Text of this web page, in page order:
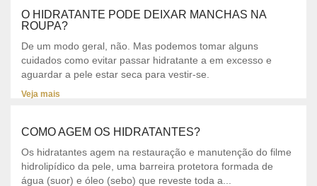
O HIDRATANTE PODE DEIXAR MANCHAS NA
ROUPA?
De um modo geral, não. Mas podemos tomar alguns
cuidados como evitar passar hidratante a em excesso e
aguardar a pele estar seca para vestir-se.
Veja mais
COMO AGEM OS HIDRATANTES?
Os hidratantes agem na restauração e manutenção do filme
hidrolipídico da pele, uma barreira protetora formada de
água (suor) e óleo (sebo) que reveste toda a...